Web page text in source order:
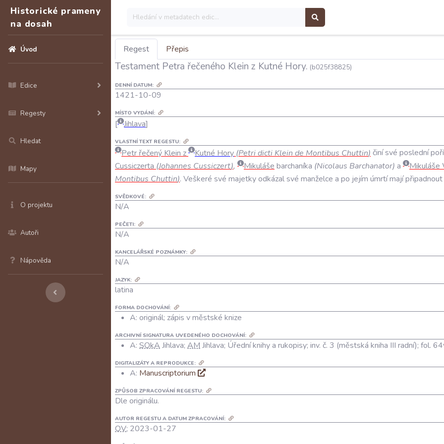
Historické prameny
na dosah
Úvod
Edice
Regesty
Hledat
Mapy
O projektu
Autoři
Nápověda
Regest Přepis
Testament Petra řečeného Klein z Kutné Hory. (b025f38825)
DENNÍ DATUM:
1421-10-09
MÍSTO VYDÁNÍ:
Jihlava
VLASTNÍ TEXT REGESTU:
Petr řečený Klein z Kutné Hory (Petridicti Klein de Montibus Chuttin) činísvé poslední
Cussiczerta (Johannes Cussiczert), Mikuláše barchaníka (Nicolaus Barchanator) a Mikuláše
Montibus Chuttin). Veškeré své majetkyodkázalsvé manželce a po jejím úmrtímajípřipadnout
SVĚDKOVÉ:
N/A
PEČETI:
N/A
KANCELÁŘSKÉ POZNÁMKY:
N/A
JAZYK:
latina
FORMA DOCHOVÁNÍ:
A: originál; zápis v městské knize
ARCHIVNÍ SIGNATURA UVEDENÉHO DOCHOVÁNÍ:
A: SOkAJihlava; AMJihlava; Úřední knihy a rukopisy; inv. č. 3 (městská kniha III radní); fol.
DIGITALIZÁTY A REPRODUKCE:
A: Manuscriptorium
ZPŮSOB ZPRACOVÁNÍ REGESTU:
Dle originálu.
AUTOR REGESTU A DATUM ZPRACOVÁNÍ:
OV; 2023-01-27